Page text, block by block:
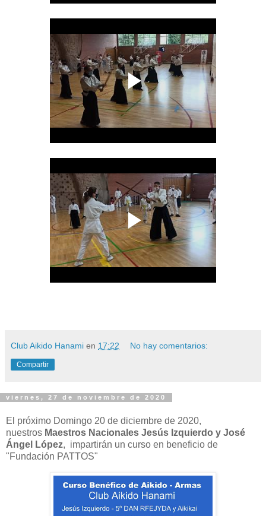
Club Aikido Hanami en 17:22 No hay comentarios:
Compartir
viernes, 27 de noviembre de 2020
El próximo Domingo 20 de diciembre de 2020,
nuestros Maestros Nacionales Jesús Izquierdo y José
Ángel López, impartirán un curso en beneficio de
"Fundación PATTOS"